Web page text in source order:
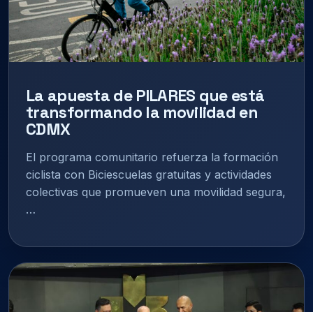
La apuesta de PILARES que está
transformando la movilidad en
CDMX
El programa comunitario refuerza la formación
ciclista con Biciescuelas gratuitas y actividades
colectivas que promueven una movilidad segura,
…